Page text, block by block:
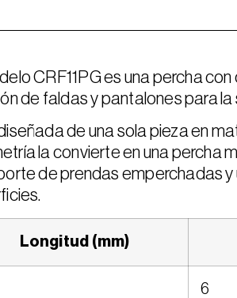
CRF11PG es una percha
de faldas y pantalones para
de una sola pieza en
la convierte en una percha
de prendas emperchadas y
Longitud (mm)
6